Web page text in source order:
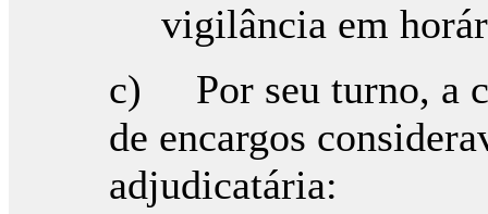
vigilância em
c) Por seu turno, a
de encargos
adjudicatária: